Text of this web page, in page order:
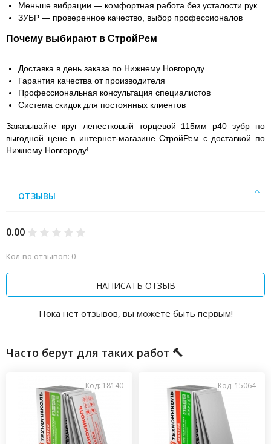
Меньше вибрации — комфортная работа без усталости рук
ЗУБР — проверенное качество, выбор профессионалов
Почему выбирают в СтройРем
Доставка в день заказа по Нижнему Новгороду
Гарантия качества от производителя
Профессиональная консультация специалистов
Система скидок для постоянных клиентов
Заказывайте круг лепестковый торцевой 115мм p40 зубр по
выгодной цене в интернет-магазине СтройРем с доставкой по
Нижнему Новгороду!
ОТЗЫВЫ
0.00
Кол-во отзывов: 0
НАПИСАТЬ ОТЗЫВ
Пока нет отзывов, вы можете быть первым!
Часто берут для таких работ 🔨
Код: 18140 Код: 15064